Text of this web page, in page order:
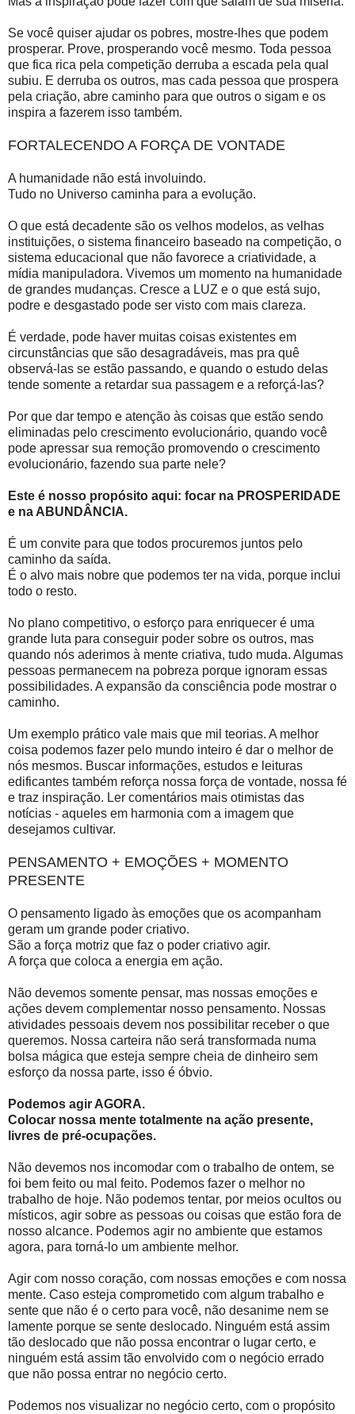
Se você quiser ajudar os pobres, mostre-lhes que podem
prosperar. Prove, prosperando você mesmo. Toda pessoa
que fica rica pela competição derruba a escada pela qual
subiu. E derruba os outros, mas cada pessoa que prospera
pela criação, abre caminho para que outros o sigam e os
inspira a fazerem isso também.
FORTALECENDO A FORÇA DE VONTADE
A humanidade não está involuindo.
Tudo no Universo caminha para a evolução.
O que está decadente são os velhos modelos, as velhas
instituições, o sistema financeiro baseado na competição, o
sistema educacional que não favorece a criatividade, a
mídia manipuladora. Vivemos um momento na humanidade
de grandes mudanças. Cresce a LUZ e o que está sujo,
podre e desgastado pode ser visto com mais clareza.
É verdade, pode haver muitas coisas existentes em
circunstâncias que são desagradáveis, mas pra quê
observá-las se estão passando, e quando o estudo delas
tende somente a retardar sua passagem e a reforçá-las?
Por que dar tempo e atenção às coisas que estão sendo
eliminadas pelo crescimento evolucionário, quando você
pode apressar sua remoção promovendo o crescimento
evolucionário, fazendo sua parte nele?
Este é nosso propósito aqui: focar na PROSPERIDADE
e na ABUNDÂNCIA.
É um convite para que todos procuremos juntos pelo
caminho da saída.
É o alvo mais nobre que podemos ter na vida, porque inclui
todo o resto.
No plano competitivo, o esforço para enriquecer é uma
grande luta para conseguir poder sobre os outros, mas
quando nós aderimos à mente criativa, tudo muda. Algumas
pessoas permanecem na pobreza porque ignoram essas
possibilidades. A expansão da consciência pode mostrar o
caminho.
Um exemplo prático vale mais que mil teorias. A melhor
coisa podemos fazer pelo mundo inteiro é dar o melhor de
nós mesmos. Buscar informações, estudos e leituras
edificantes também reforça nossa força de vontade, nossa fé
e traz inspiração. Ler comentários mais otimistas das
notícias - aqueles em harmonia com a imagem que
desejamos cultivar.
PENSAMENTO + EMOÇÕES + MOMENTO
PRESENTE
O pensamento ligado às emoções que os acompanham
geram um grande poder criativo.
São a força motriz que faz o poder criativo agir.
A força que coloca a energia em ação.
Não devemos somente pensar, mas nossas emoções e
ações devem complementar nosso pensamento. Nossas
atividades pessoais devem nos possibilitar receber o que
queremos. Nossa carteira não será transformada numa
bolsa mágica que esteja sempre cheia de dinheiro sem
esforço da nossa parte, isso é óbvio.
Podemos agir AGORA.
Colocar nossa mente totalmente na ação presente,
livres de pré-ocupações.
Não devemos nos incomodar com o trabalho de ontem, se
foi bem feito ou mal feito. Podemos fazer o melhor no
trabalho de hoje. Não podemos tentar, por meios ocultos ou
místicos, agir sobre as pessoas ou coisas que estão fora de
nosso alcance. Podemos agir no ambiente que estamos
agora, para torná-lo um ambiente melhor.
Agir com nosso coração, com nossas emoções e com nossa
mente. Caso esteja comprometido com algum trabalho e
sente que não é o certo para você, não desanime nem se
lamente porque se sente deslocado. Ninguém está assim
tão deslocado que não possa encontrar o lugar certo, e
ninguém está assim tão envolvido com o negócio errado
que não possa entrar no negócio certo.
Podemos nos visualizar no negócio certo, com o propósito